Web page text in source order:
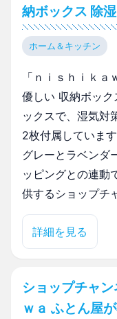
納ボックス 除
ホーム＆キッチン
「ｎｉｓｈｉｋ
優しい 収納ボッ
ックスで、湿気対
2枚付属していま
グレーとラベンダ
ッピングとの連動
供するショップチ
詳細を見る
ショップチャ
ｗａ ふとん屋